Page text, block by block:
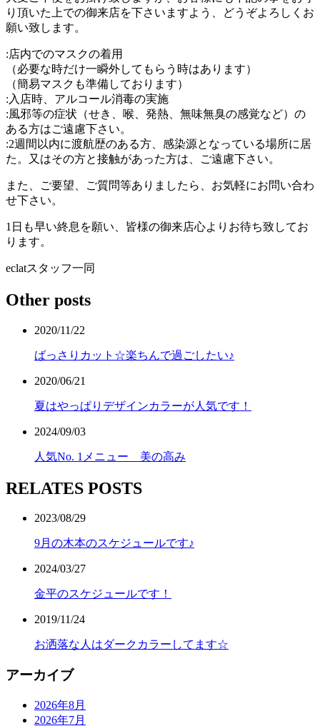
り頂いた上での御来店を下さいますよう、どうぞよろしくお
願い致します。
:店内でのマスクの着用
（必要な時だけ一瞬外してもらう時はあります）
（簡易マスクも準備しております）
:入店時、アルコール消毒の実施
:風邪等の症状（せき、喉、発熱、無味無臭の感覚など）の
ある方はご遠慮下さい。
:2週間以内に渡航歴のある方、感染源となっている場所に居
た。又はその方と接触があった方は、ご遠慮下さい。
また、ご要望、ご質問等ありましたら、お気軽にお問い合わ
せ下さい。
1日も早い終息を願い、皆様の御来店心よりお待ち致してお
ります。
eclatスタッフ一同
Other posts
2020/11/22
ばっさりカット☆楽ちんで過ごしたい♪
2020/06/21
夏はやっぱりデザインカラーが人気です！
2024/09/03
人気No. 1メニュー 美の高み
RELATES POSTS
2023/08/29
9月の木本のスケジュールです♪
2024/03/27
金平のスケジュールです！
2019/11/24
お洒落な人はダークカラーしてます☆
アーカイブ
2026年8月
2026年7月